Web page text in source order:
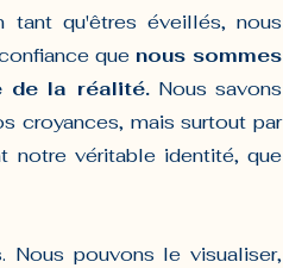
tant qu'êtres éveillés, nous
que nous sommes
de la réalité. Nous savons
croyances, mais surtout par
notre véritable identité, que
Nous pouvons le visualiser,